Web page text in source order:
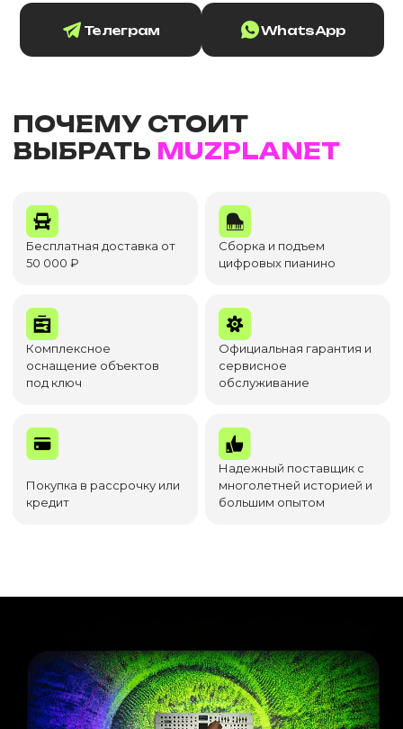
Телеграм WhatsApp
ПОЧЕМУ СТОИТ
ВЫБРАТЬ MUZPLANET
Бесплатная доставка от
50 000 ₽
Сборка и подъем
цифровых пианино
Комплексное
оснащение объектов
под ключ
Официальная гарантия и
сервисное
обслуживание
Покупка в рассрочку или
кредит
Надежный поставщик с
многолетней историей и
большим опытом